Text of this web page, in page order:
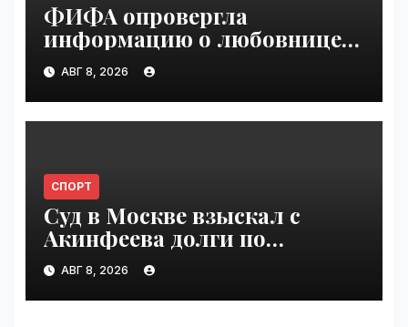
ФИФА опровергла
информацию о любовнице
Инфантино | VseTime.ru
АВГ 8, 2026
СПОРТ
Суд в Москве взыскал с
Акинфеева долги по
коммунальным платежам |
VseTime.ru
АВГ 8, 2026